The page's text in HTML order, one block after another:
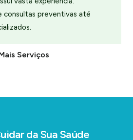
consultas preventivas até
Serviços
da Sua Saúde